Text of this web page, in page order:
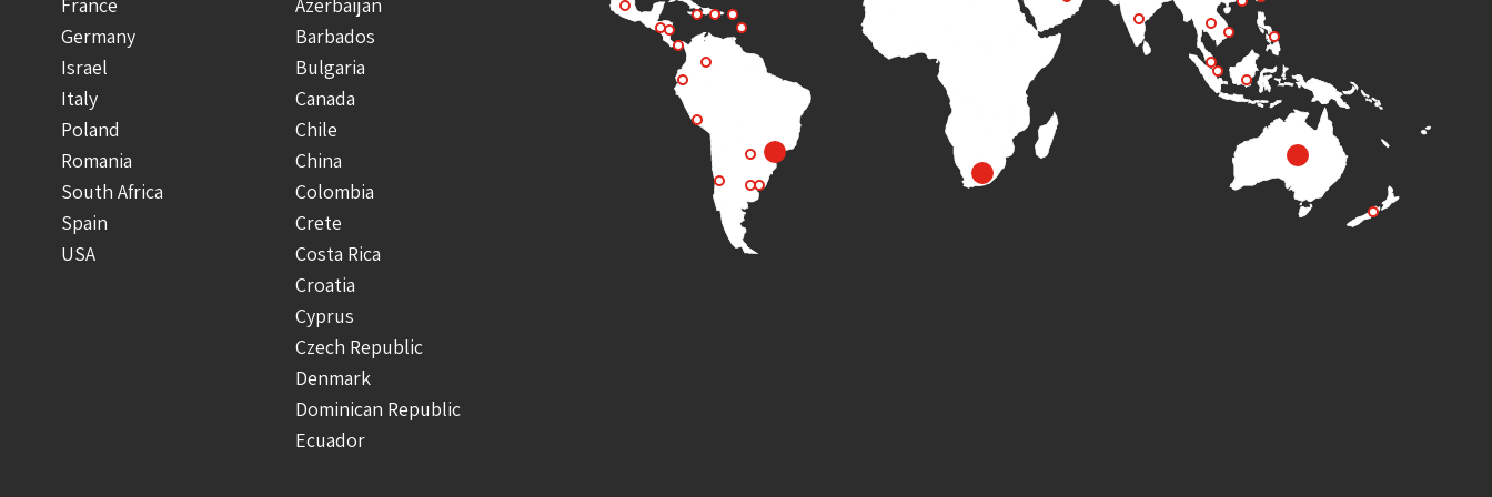
Germany
Israel
Italy
Poland
Romania
South Africa
Spain
USA
Barbados
Bulgaria
Canada
Chile
China
Colombia
Crete
Costa Rica
Croatia
Cyprus
Czech Republic
Denmark
Dominican Republic
Ecuador